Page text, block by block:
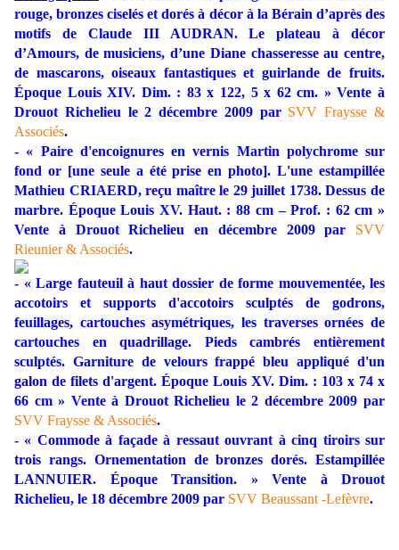
rouge, bronzes ciselés et dorés à décor à la Bérain d’après des
motifs de Claude III AUDRAN. Le plateau à décor
d’Amours, de musiciens, d’une Diane chasseresse au centre,
de mascarons, oiseaux fantastiques et guirlande de fruits.
Époque Louis XIV. Dim. : 83 x 122, 5 x 62 cm. » Vente à
Drouot Richelieu le 2 décembre 2009 par SVV Fraysse &
Associés.
- « Paire d'encoignures en vernis Martin polychrome sur
fond or [une seule a été prise en photo]. L'une estampillée
Mathieu CRIAERD, reçu maître le 29 juillet 1738. Dessus de
marbre. Époque Louis XV. Haut. : 88 cm – Prof. : 62 cm »
Vente à Drouot Richelieu en décembre 2009 par
SVV
Rieunier & Associés.
- « Large fauteuil à haut dossier de forme mouvementée, les
accotoirs et supports d'accotoirs sculptés de godrons,
feuillages, cartouches asymétriques, les traverses ornées de
cartouches en quadrillage. Pieds cambrés entièrement
sculptés. Garniture de velours frappé bleu appliqué d'un
galon de filets d'argent. Époque Louis XV. Dim. : 103 x 74 x
66 cm » Vente à Drouot Richelieu le 2 décembre 2009 par
SVV Fraysse & Associés.
- « Commode à façade à ressaut ouvrant à cinq tiroirs sur
trois rangs. Ornementation de bronzes dorés. Estampillée
LANNUIER. Époque Transition. » Vente à Drouot
Richelieu, le 18 décembre 2009 par SVV Beaussant -Lefèvre.